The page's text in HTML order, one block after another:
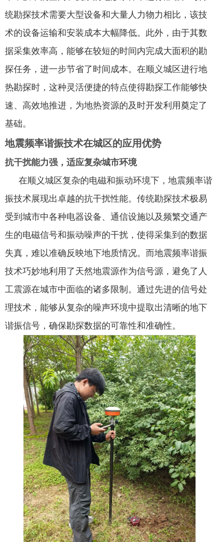
统勘探技术需要大型设备和大量人力物力相比，该技
术的设备运输和安装成本大幅降低。此外，由于其数
据采集效率高，能够在较短的时间内完成大面积的勘
探任务，进一步节省了时间成本。在顺义城区进行地
热勘探时，这种灵活便捷的特点使得勘探工作能够快
速、高效地推进，为地热资源的及时开发利用奠定了
基础。
地震频率谐振技术在城区的应用优势
抗干扰能力强 ，适应复杂城市环境
在顺义城区复杂的电磁和振动环境下，地震频率谐
振技术展现出卓越的抗干扰性能。传统勘探技术极易
受到城市中各种电器设备、通信设施以及频繁交通产
生的电磁信号和振动噪声的干扰，使得采集到的数据
失真，难以准确反映地下地质情况。而地震频率谐振
技术巧妙地利用了天然地震源作为信号源，避免了人
工震源在城市中面临的诸多限制。通过先进的信号处
理技术，能够从复杂的噪声环境中提取出清晰的地下
谐振信号，确保勘探数据的可靠性和准确性。